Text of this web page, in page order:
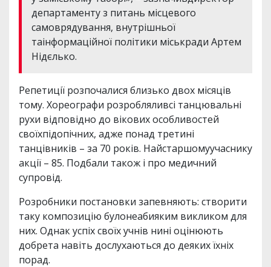
департаменту з питань місцевого
самоврядування, внутрішньої
таінформаційної політики міськради Артем
Нідєлько.
Репетиції розпочалися близько двох місяців
тому. Хореографи розробляливсі танцювальні
рухи відповідно до вікових особливостей
своїхпідопічних, адже понад третині
танцівників – за 70 років. Найстаршомуучаснику
акції – 85. Подбали також і про медичний
супровід.
Розробники постановки запевняють: створити
таку композицію булонеабияким викликом для
них. Однак успіх своїх учнів нині оцінюють
добрета навіть дослухаються до деяких їхніх
порад.